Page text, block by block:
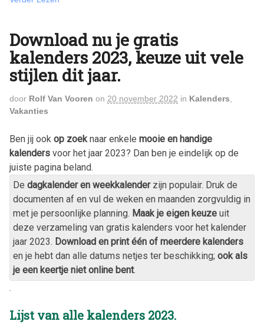
Download nu je gratis
kalenders 2023, keuze uit vele
stijlen dit jaar.
door Rolf Van Vooren on 20 november 2022 in Kalenders
Vakanties
Ben jij ook op zoeknaar enkele mooie en handige
kalenders voor het jaar 2023? Dan ben je eindelijk op de
juiste pagina beland.
De dagkalender en weekkalenderzijn populair. Druk de
documenten af en vul de weken en maanden zorgvuldig in
met je persoonlijke planning. Maak je eigen keuze uit
deze verzameling van gratis kalenders voor het kalender
jaar 2023. Download en print één of meerdere kalenders
en je hebt dan alle datums netjes ter beschikking; ook als
je een keertje niet online bent.
.
Lijst van alle kalenders 2023.